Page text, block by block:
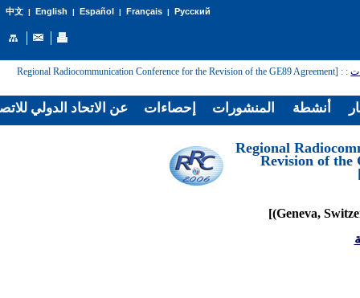
中文| English | Español | Français| Русский
:
: [Regional Radiocommunication Conference for the Revision of the GE89 Agreement
[Regional
Revision of the
عن الاتحاد الدولي إحصاءات المنشورات أنشطة